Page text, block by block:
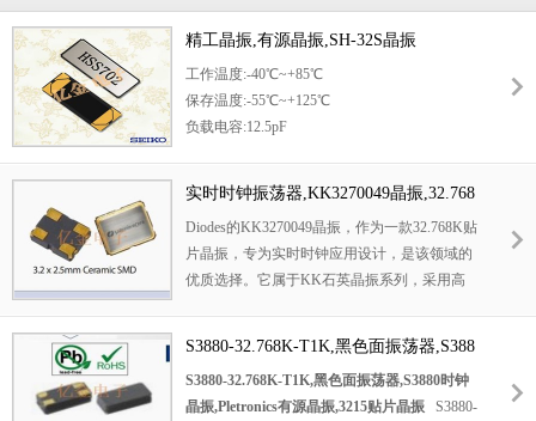
精工晶振,有源晶振,SH-32S晶振
工作温度:-40℃~+85℃
保存温度:-55℃~+125℃
负载电容:12.5pF
片提供一个基准信号,其主要各项功能还得看应
用何种产品.32.768K石英晶体频率稳定性强,在
各种产品中面对不同环境其晶振都能够保持在
10PPM高精度.具有极强的抗震性能,在常规的
批生产的晶振在出厂时都会经过严格的检验,采
实时时钟振荡器,KK3270049晶振,32.768
K贴片晶振,Diodes振荡器,KK石英晶振
Diodes的KK3270049晶振，作为一款32.768K贴
片晶振，专为实时时钟应用设计，是该领域的
优质选择。它属于KK石英晶振系列，采用高
精准的计时基准。作为实时时钟振荡器，它在
低功耗方面表现出色，能够长时间稳定运行，
为电子设备的实时时钟功能提供可靠的支持，
S3880-32.768K-T1K,黑色面振荡器,S388
0时钟晶振,Pletronics有源晶振,3215贴片
晶振
S3880-32.768K-T1K,黑色面振荡器,S3880时钟
晶振,Pletronics有源晶振,3215贴片晶振 S3880-